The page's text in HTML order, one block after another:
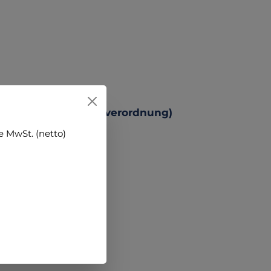
Produktsicherheitsverordnung)
MwSt. (netto)